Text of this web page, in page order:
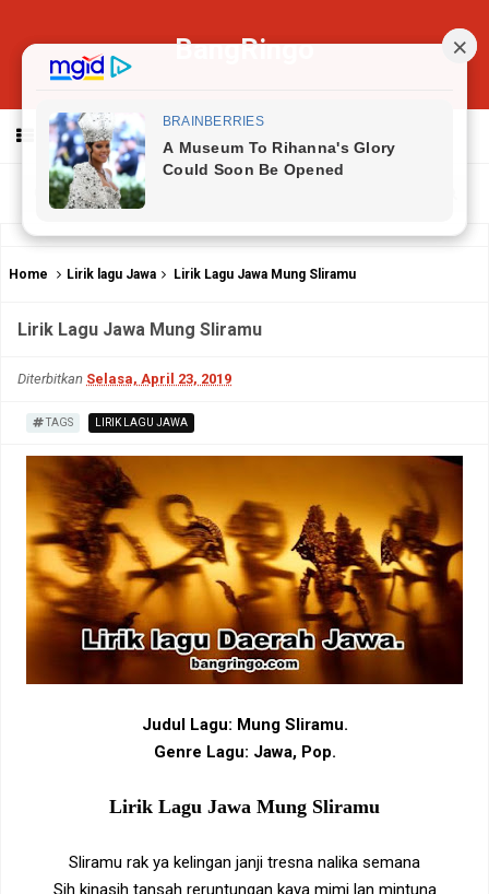
BangRingo
MENU
Home Lirik lagu Jawa Lirik Lagu Jawa Mung Sliramu
Lirik Lagu Jawa Mung Sliramu
Diterbitkan Selasa, April 23, 2019
TAGS LIRIK LAGU JAWA
Judul Lagu: Mung Sliramu.
Genre Lagu: Jawa, Pop.
Lirik Lagu Jawa Mung Sliramu
Sliramu rak ya kelingan janji tresna nalika semana
Sih kinasih tansah reruntungan kaya mimi lan mintuna